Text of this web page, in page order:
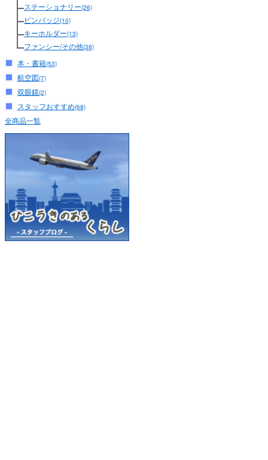
ステーショナリー(26)
ピンバッジ(10)
キーホルダー(13)
ファンシー/その他(38)
本・書籍(53)
航空図(7)
双眼鏡(2)
スタッフおすすめ(68)
全商品一覧